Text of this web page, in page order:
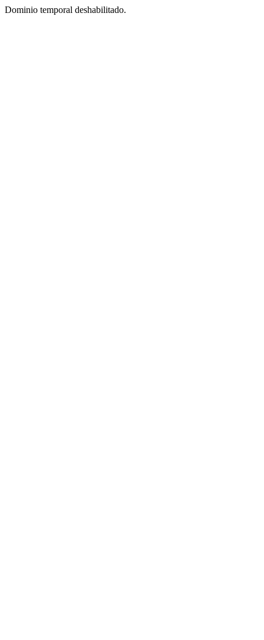
Dominio temporal deshabilitado.